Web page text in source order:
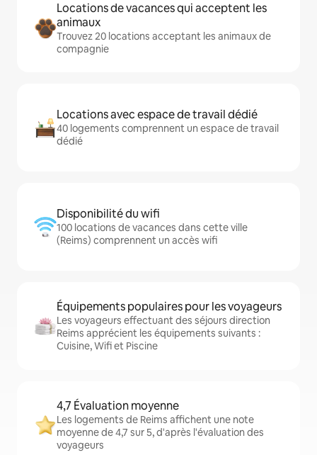
Locations de vacances qui acceptent les
animaux
Trouvez 20 locations acceptant les animaux de
compagnie
Locations avec espace de travail dédié
40 logements comprennent un espace de travail
dédié
Disponibilité du wifi
100 locations de vacances dans cette ville
(Reims) comprennent un accès wifi
Équipements populaires pour les voyageurs
Les voyageurs effectuant des séjours direction
Reims apprécient les équipements suivants :
Cuisine, Wifi et Piscine
4,7 Évaluation moyenne
Les logements de Reims affichent une note
moyenne de 4,7 sur 5, d'après l'évaluation des
voyageurs